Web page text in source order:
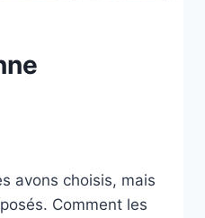
avons choisis, mais
Comment les